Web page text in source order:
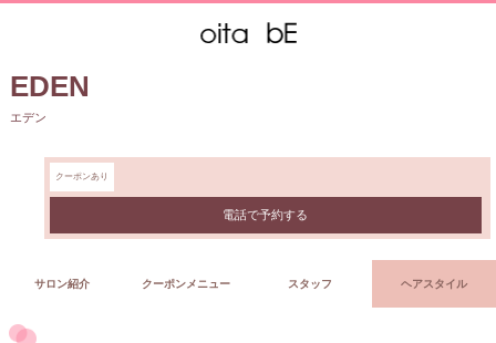
EDEN
エデン
クーポンあり
電話で予約する
サロン紹介 クーポンメニュー スタッフ ヘアスタイル